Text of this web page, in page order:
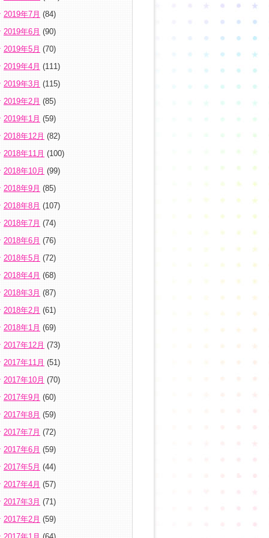
2019年7月 (84)
2019年6月 (90)
2019年5月 (70)
2019年4月 (111)
2019年3月 (115)
2019年2月 (85)
2019年1月 (59)
2018年12月 (82)
2018年11月 (100)
2018年10月 (99)
2018年9月 (85)
2018年8月 (107)
2018年7月 (74)
2018年6月 (76)
2018年5月 (72)
2018年4月 (68)
2018年3月 (87)
2018年2月 (61)
2018年1月 (69)
2017年12月 (73)
2017年11月 (51)
2017年10月 (70)
2017年9月 (60)
2017年8月 (59)
2017年7月 (72)
2017年6月 (59)
2017年5月 (44)
2017年4月 (57)
2017年3月 (71)
2017年2月 (59)